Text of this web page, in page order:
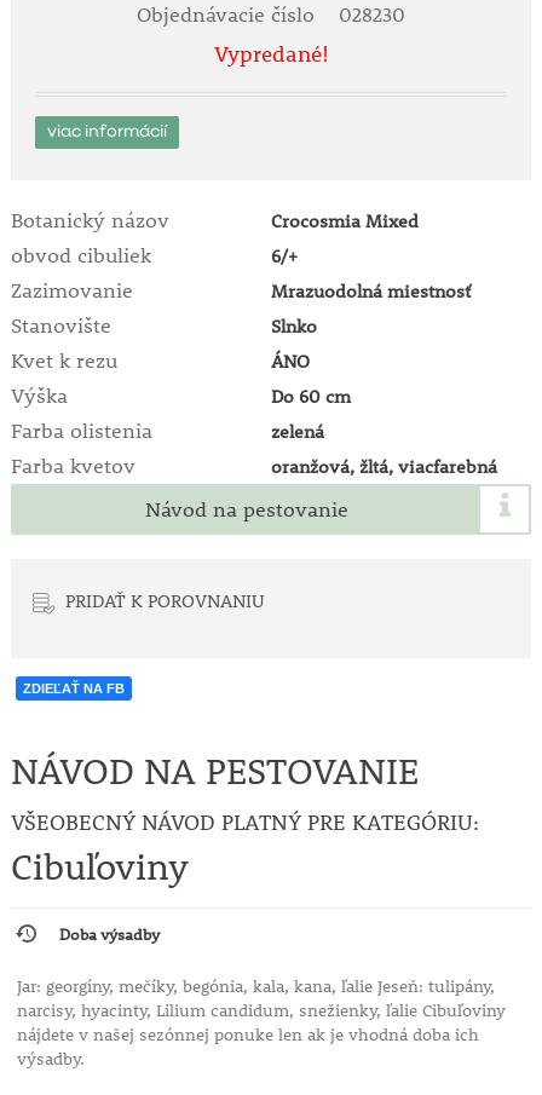
Objednávacie číslo 028230
Vypredané!
viac informácií
Botanický názov Crocosmia Mixed
obvod cibuliek 6/+
Zazimovanie Mrazuodolná miestnosť
Stanovište Slnko
Kvet k rezu ÁNO
Výška Do 60 cm
Farba olistenia zelená
Farba kvetov oranžová, žltá, viacfarebná
Návod na pestovanie
PRIDAŤ K POROVNANIU
ZDIEĽAŤ NA FB
NÁVOD NA PESTOVANIE
VŠEOBECNÝ NÁVOD PLATNÝ PRE KATEGÓRIU:
Cibuľoviny
Doba výsadby
Jar: georgíny, mečíky, begónia, kala, kana, ľalie Jeseň: tulipány,
narcisy, hyacinty, Lilium candidum, snežienky, ľalie Cibuľoviny
nájdete v našej sezónnej ponuke len ak je vhodná doba ich
výsadby.